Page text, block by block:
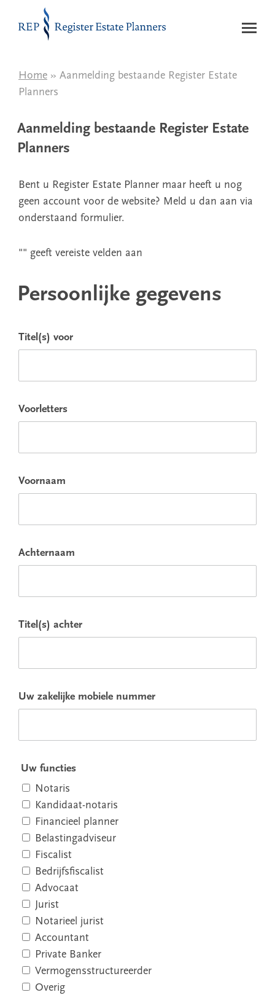
Naar de inhoud
Home » Aanmelding bestaande Register Estate
Planners
Aanmelding bestaande Register Estate
Planners
Bent u Register Estate Planner maar heeft u nog
geen account voor de website? Meld u dan aan via
onderstaand formulier.
"" geeft vereiste velden aan
Persoonlijke gegevens
Titel(s) voor
Voorletters
Voornaam
Achternaam
Titel(s) achter
Uw zakelijke mobiele nummer
Uw functies
Notaris
Kandidaat-notaris
Financieel planner
Belastingadviseur
Fiscalist
Bedrijfsfiscalist
Advocaat
Jurist
Notarieel jurist
Accountant
Private Banker
Vermogensstructureerder
Overig